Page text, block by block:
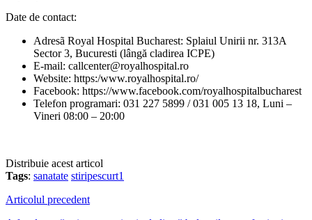
Date de contact:
Adresã Royal Hospital Bucharest: Splaiul Unirii nr. 313A
Sector 3, Bucuresti (lângă cladirea ICPE)
E-mail: callcenter@royalhospital.ro
Website: https:/www.royalhospital.ro/
Facebook: https://www.facebook.com/royalhospitalbucharest
Telefon programari: 031 227 5899 / 031 005 13 18, Luni –
Vineri 08:00 – 20:00
Distribuie acest articol
Tags: sanatate stiripescurt1
Articolul precedent